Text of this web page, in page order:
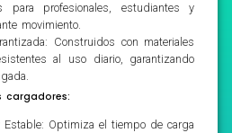
para profesionales, estudiantes y
movimiento.
Construidos con materiales
al uso diario, garantizando
cargadores:
Estable: Optimiza el tiempo de carga